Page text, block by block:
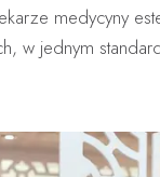
medycyny
w jednym